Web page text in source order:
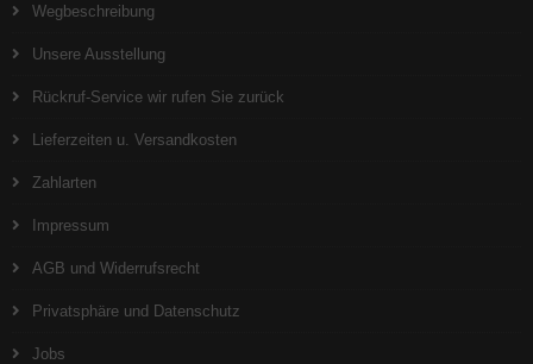
Wegbeschreibung
Unsere Ausstellung
Rückruf-Service wir rufen Sie zurück
Lieferzeiten u. Versandkosten
Zahlarten
Impressum
AGB und Widerrufsrecht
Privatsphäre und Datenschutz
Jobs